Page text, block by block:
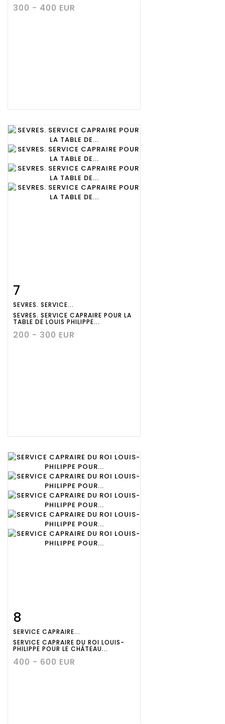
300 - 400 EUR
détaillée
7
SEVRES. SERVICE...
SEVRES. SERVICE CAPRAIRE POUR LA
TABLE DE LOUIS PHILIPPE...
200 - 300 EUR
détaillée
8
SERVICE CAPRAIRE...
SERVICE CAPRAIRE DU ROI LOUIS-
PHILIPPE POUR LE CHÂTEAU...
400 - 600 EUR